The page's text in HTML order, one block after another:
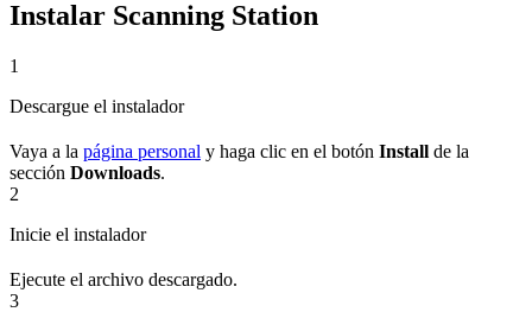
Instalar Scanning Station
1
Descargue el instalador
Vaya a la página personal y haga clic en el botón Install de la
sección Downloads.
2
Inicie el instalador
Ejecute el archivo descargado.
3